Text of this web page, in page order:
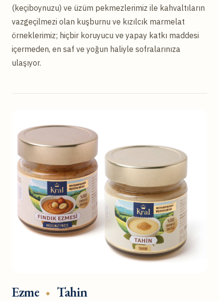
(keçiboynuzu) ve üzüm pekmezlerimiz ile kahvaltıların
vazgeçilmezi olan kuşburnu ve kızılcık marmelat
örneklerimiz; hiçbir koruyucu ve yapay katkı maddesi
içermeden, en saf ve yoğun haliyle sofralarınıza
ulaşıyor.
Ezme Tahin